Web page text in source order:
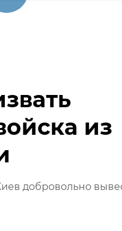
из
добровольно